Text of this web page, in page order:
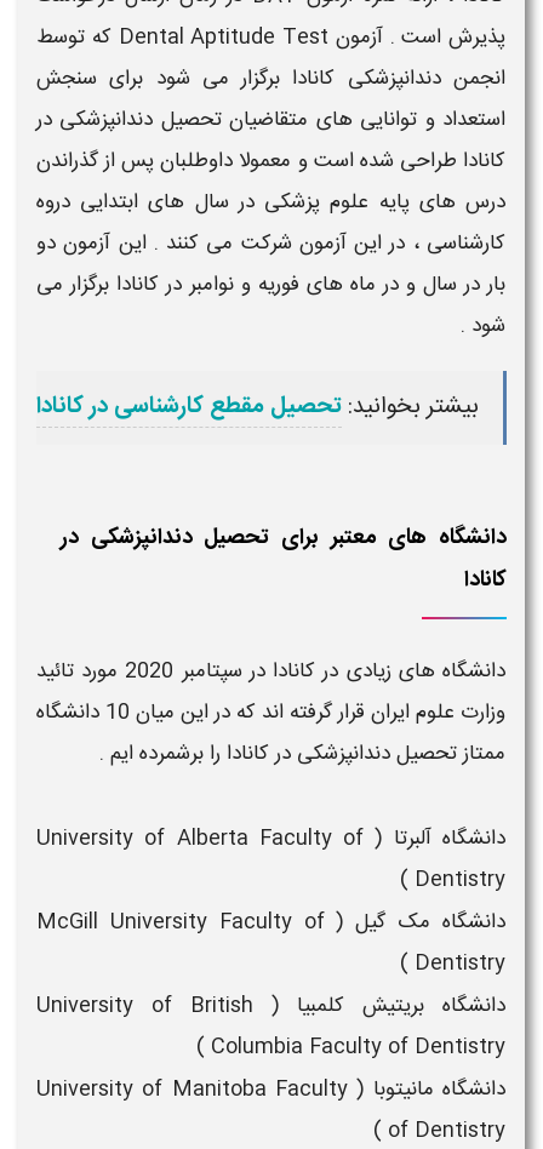
پذیرش است . آزمون Dental Aptitude Test که توسط
انجمندندانپزشکی کانادا برگزار می شود برای سنجش
استعداد و توانایی های متقاضیانتحصیل دندانپزشکی در
کانادا طراحی شده است و معمولا داوطلبان پس از گذراندن
درس های پایه علوم پزشکی در سال های ابتدایی دروه
کارشناسی ، در این آزمون شرکت می کنند . این آزمون دو
بار در سال و در ماه های فوریه و نوامبر در کانادا برگزار می
شود .
بیشتر بخوانید:تحصیل مقطع کارشناسی در کانادا
دانشگاه های معتبر برای تحصیل دندانپزشکی در
کانادا
دانشگاه های زیادی در کانادا
در سپتامبر 2020 مورد تائید
وزارت علوم ایران قرار گرفته اند که در این میان 10 دانشگاه
ممتازتحصیل دندانپزشکی در کانادا را برشمرده ایم .
دانشگاه آلبرتا ( University of Alberta Faculty of
Dentistry )
دانشگاه مک گیل (McGill University Faculty of
Dentistry )
دانشگاه بریتیش کلمبیا ( University of British
Columbia Faculty of Dentistry )
دانشگاه مانیتوبا ( University of Manitoba Faculty
of Dentistry )